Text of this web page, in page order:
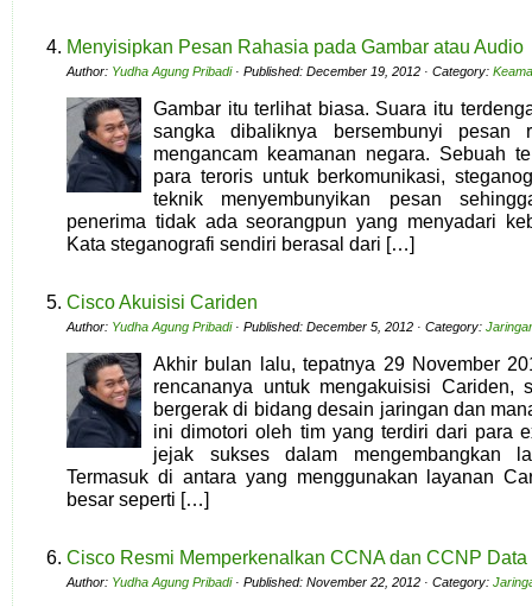
Menyisipkan Pesan Rahasia pada Gambar atau Audio
Author: Yudha Agung Pribadi· Published: December 19, 2012 · Category:
Gambar itu terlihat biasa. Suara itu
sangka dibaliknya bersembunyi
mengancam keamanan negara. Sebuah
para teroris untuk berkomunikasi,
teknik menyembunyikan pesan
penerima tidak ada seorangpun yang menyadari
Kata steganografi sendiri berasal dari […]
Cisco Akuisisi Cariden
Author: Yudha Agung Pribadi· Published: December 5, 2012 · Category:
Akhir bulan lalu, tepatnya 29 November
rencananya untuk mengakuisisi Cariden,
bergerak di bidang desain jaringan dan
ini dimotori oleh tim yang terdiri dari para
jejak sukses dalam mengembangkan
Termasuk di antara yang menggunakan layanan
besar seperti […]
Cisco Resmi Memperkenalkan CCNA dan CCNP Data
Author: Yudha Agung Pribadi· Published: November 22, 2012 · Category: